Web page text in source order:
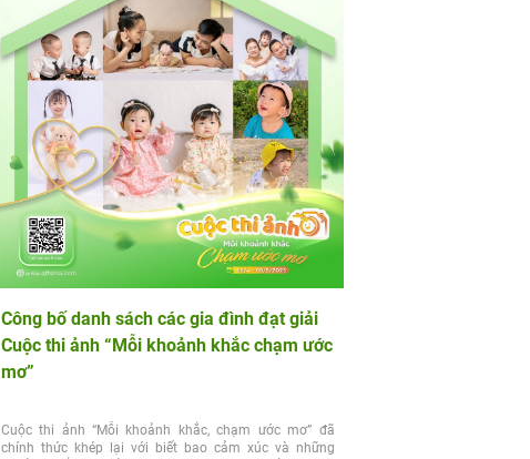
Công bố danh sách các gia đình đạt giải
Cuộc thi ảnh “Mỗi khoảnh khắc chạm ước
mơ”
Cuộc thi ảnh “Mỗi khoảnh khắc, chạm ước mơ” đã
chính thức khép lại với biết bao cảm xúc và những